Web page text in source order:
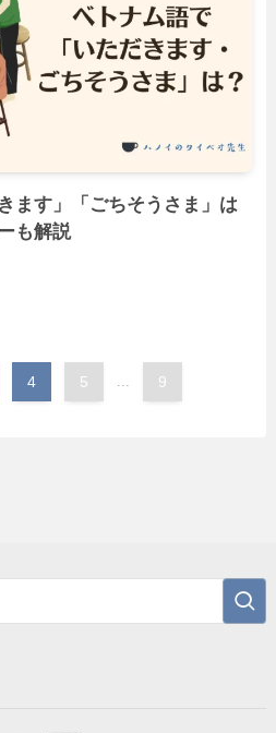
ます」「ごちそうさま」は
も解説
4 5 ... 9